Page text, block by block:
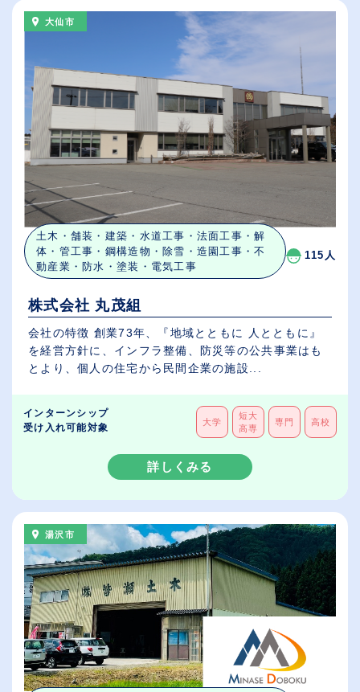
大仙市
土木・舗装・建築・水道工事・法面工事・解
体・管工事・鋼構造物・除雪・造園工事・不
動産業・防水・塗装・電気工事
115人
株式会社 丸茂組
会社の特徴 創業73年、『地域とともに 人とともに』
を経営方針に、インフラ整備、防災等の公共事業はも
とより、個人の住宅から民間企業の施設...
インターンシップ
受け入れ可能対象
大学
短大
高専
専門 高校
詳しくみる
湯沢市